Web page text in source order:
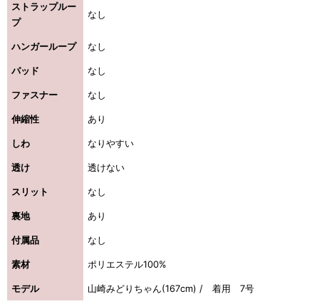
ストラップルー
プ
なし
ハンガーループ なし
パッド なし
ファスナー なし
伸縮性 あり
しわ なりやすい
透け 透けない
スリット なし
裏地 あり
付属品 なし
素材 ポリエステル100%
モデル 山崎みどりちゃん(167cm) / 着用 7号